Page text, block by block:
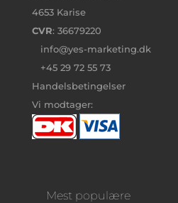
4653 Karise
CVR: 36679220
info@yes-marketing.dk
+45 29 72 55 73
Handelsbetingelser
Vi modtager:
Mest populære